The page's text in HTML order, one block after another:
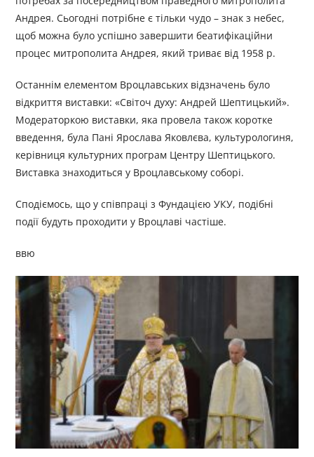
Андрея. Сьогодні потрібне є тільки чудо – знак з небес,
щоб можна було успішно завершити беатифікаційни
процес митрополита Андрея, який триває від 1958 р.
Останнім елементом Вроцлавських відзначень було
відкриття виставки: «Світоч духу: Андрей Шептицький».
Модераторкою виставки, яка провела також коротке
введення, була Пані Ярослава Яковлєва, культурологиня,
керівниця культурних програм Центру Шептицького.
Виставка знаходиться у Вроцлавському соборі.
Сподіємось, що у співпраці з Фундацією УКУ, подібні
події будуть проходити у Вроцлаві частіше.
ввю